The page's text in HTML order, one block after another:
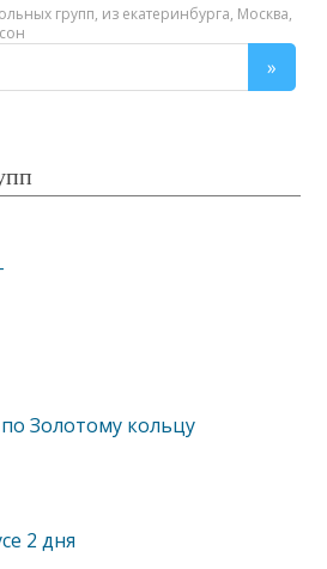
групп, из екатеринбурга, Москва,
Золотому кольцу
2 дня